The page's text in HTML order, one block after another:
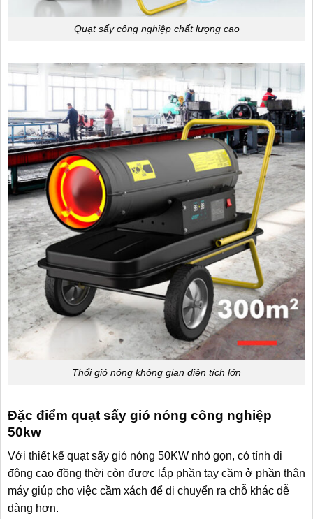
Quạt sấy công nghiệp chất lượng cao
Thổi gió nóng không gian diện tích lớn
Đặc điểm quạt sấy gió nóng công nghiệp
50kw
Với thiết kế quạt sấy gió nóng 50KW nhỏ gọn, có tính di
động cao đồng thời còn được lắp phần tay cầm ở phần thân
máy giúp cho việc cầm xách để di chuyển ra chỗ khác dễ
dàng hơn.